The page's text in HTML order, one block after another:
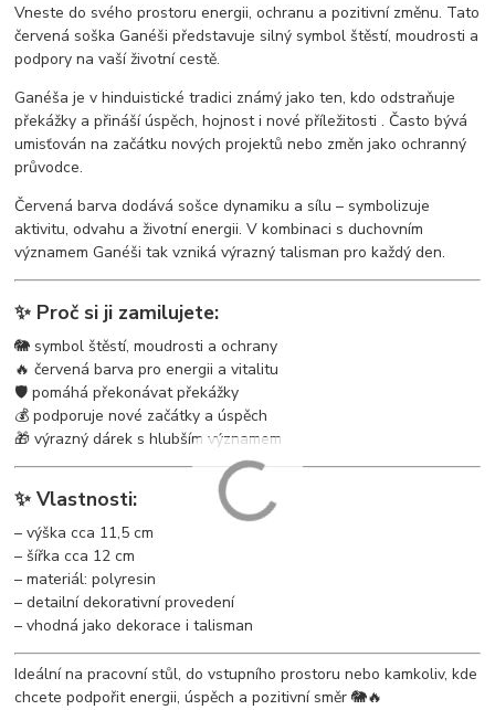
Vneste do svého prostoru energii, ochranu a pozitivní změnu. Tato
červená soška Ganéši představuje silný symbol štěstí, moudrosti a
podpory na vaší životní cestě.
Ganéša je v hinduistické tradici známý jako ten, kdo odstraňuje
překážky a přináší úspěch, hojnost i nové příležitosti . Často bývá
umisťován na začátku nových projektů nebo změn jako ochranný
průvodce.
Červená barva dodává sošce dynamiku a sílu – symbolizuje
aktivitu, odvahu a životní energii. V kombinaci s duchovním
významem Ganéši tak vzniká výrazný talisman pro každý den.
✨ Proč si ji zamilujete:
🐘 symbol štěstí, moudrosti a ochrany
🔥 červená barva pro energii a vitalitu
🛡️ pomáhá překonávat překážky
💰 podporuje nové začátky a úspěch
🎁 výrazný dárek s hlubším významem
✨ Vlastnosti:
– výška cca 11,5 cm
– šířka cca 12 cm
– materiál: polyresin
– detailní dekorativní provedení
– vhodná jako dekorace i talisman
Ideální na pracovní stůl, do vstupního prostoru nebo kamkoliv, kde
chcete podpořit energii, úspěch a pozitivní směr 🐘🔥